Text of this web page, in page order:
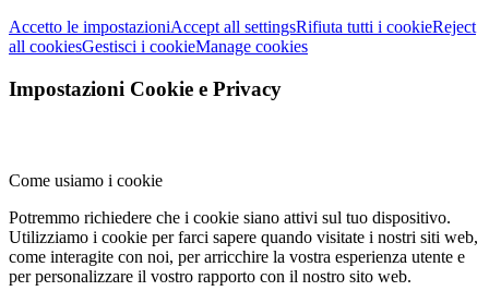
Accetto le impostazioniAccept all settingsRifiuta tutti i cookieReject
all cookiesGestisci i cookieManage cookies
Impostazioni Cookie e Privacy
Come usiamo i cookie
Potremmo richiedere che i cookie siano attivi sul tuo dispositivo.
Utilizziamo i cookie per farci sapere quando visitate i nostri siti web,
come interagite con noi, per arricchire la vostra esperienza utente e
per personalizzare il vostro rapporto con il nostro sito web.